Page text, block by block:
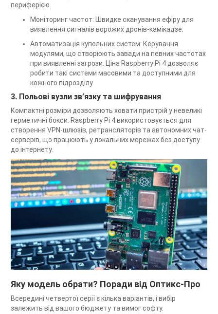
периферією.
Моніторинг частот: Швидке сканування ефіру для
виявлення сигналів ворожих дронів-камікадзе.
Автоматизація купольних систем: Керування
модулями, що створюють завади на певних частотах
при виявленні загрози. Ціна Raspberry Pi 4 дозволяє
робити такі системи масовими та доступними для
кожного підрозділу.
3. Польові вузли зв’язку та шифрування
Компактні розміри дозволяють ховати пристрій у невеликі
герметичні бокси. Raspberry Pi 4 використовується для
створення VPN-шлюзів, ретрансляторів та автономних чат-
серверів, що працюють у локальних мережах без доступу
до інтернету.
Яку модель обрати? Поради від Оптикс-Про
Всередині четвертої серії є кілька варіантів, і вибір
залежить від вашого бюджету та вимог софту.